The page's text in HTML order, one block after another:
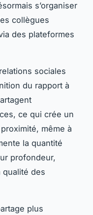
s’organiser
collègues
des plateformes
sociales
du rapport à
ce qui crée un
même à
la quantité
profondeur,
qualité des
plus